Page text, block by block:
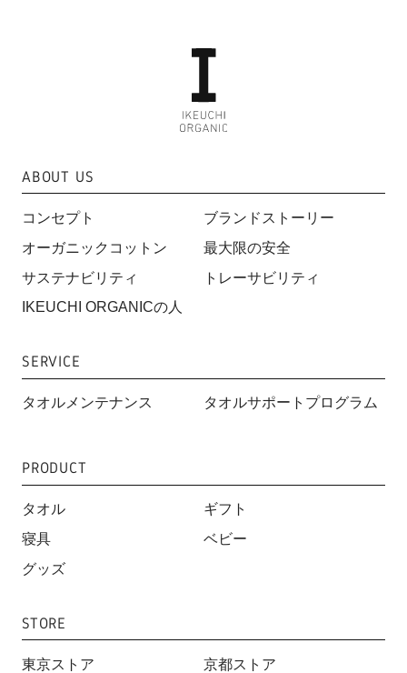
ABOUT US
コンセプト
ブランドストーリー
オーガニックコットン
最大限の安全
サステナビリティ
トレーサビリティ
IKEUCHI ORGANICの人
SERVICE
タオルメンテナンス タオルサポートプログラム
PRODUCT
タオル
ギフト
寝具
ベビー
グッズ
STORE
東京ストア
京都ストア